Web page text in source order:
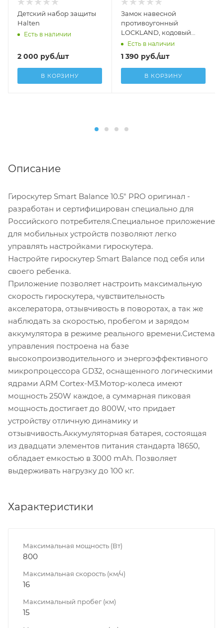
Детский набор защиты
Halten
Есть в наличии
2 000 руб./шт
В КОРЗИНУ
Замок навесной
противоугонный
LOCKLAND, кодовый
12х1000 мм
Есть в наличии
1 390 руб./шт
В КОРЗИНУ
Описание
Гироскутер Smart Balance 10.5" PRO оригинал -
разработан и сертифицирован специально для
Российского потребителя.Специальное приложение
для мобильных устройств позволяют легко
управлять настройками гироскутера.
Настройте гироскутер Smart Balance под себя или
своего ребенка.
Приложение позволяет настроить максимальную
скорость гироскутера, чувствительность
акселератора, отзывчивость в поворотах, а так же
наблюдать за скоростью, пробегом и зарядом
аккумулятора в режиме реального времени.Система
управления построена на базе
высокопроизводительного и энергоэффективного
микропроцессора GD32, оснащенного логическими
ядрами ARM Cortex-M3.Мотор-колеса имеют
мощность 250W каждое, а суммарная пиковая
мощность достигает до 800W, что придает
устройству отличную динамику и
отзывчивость.Аккумуляторная батарея, состоящая
из двадцати элементов питания стандарта 18650,
обладает емкостью в 3000 mAh. Позволяет
выдерживать нагрузку до 100 кг.
Характеристики
Максимальная мощность (Вт)
800
Максимальная скорость (км/ч)
16
Максимальный пробег (км)
15